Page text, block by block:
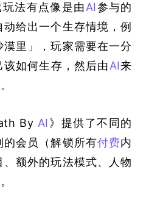
法有点像是由AI参与的
给出一个生存情境，例
里」，玩家需要在一分
如何生存，然后由AI来
By AI》提供了不同的
会员
（解锁所有付费内
额外的玩法模式、人物